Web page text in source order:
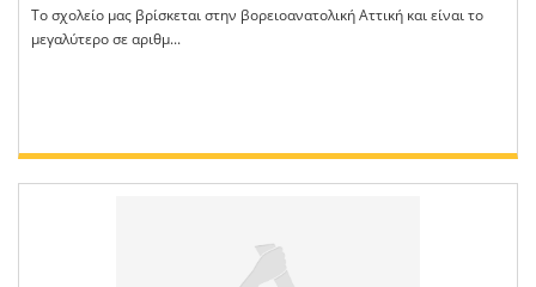
Το σχολείο μας βρίσκεται στην βορειοανατολική Αττική και είναι το
μεγαλύτερο σε αριθμ...